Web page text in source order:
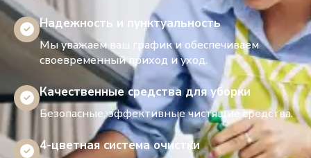
Надежность и пунктуальность
Мы уважаем ваш график и обеспечиваем
своевременный приход и уход.
Качественные средства для уборки
Безопасные, эффективные чистящие средства.
4-цветная система очистки